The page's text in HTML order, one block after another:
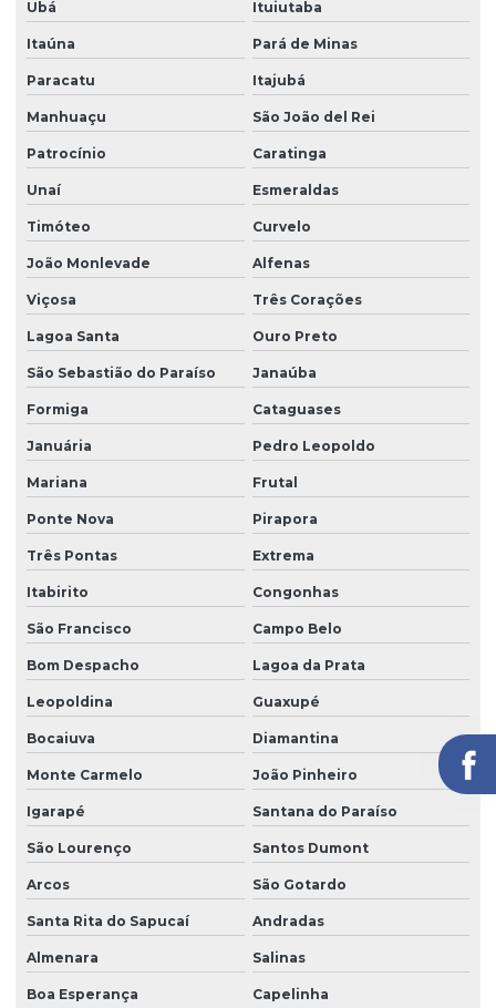
Ubá Ituiutaba
Itaúna Pará de Minas
Paracatu Itajubá
Manhuaçu São João del Rei
Patrocínio Caratinga
Unaí Esmeraldas
Timóteo Curvelo
João Monlevade Alfenas
Viçosa Três Corações
Lagoa Santa Ouro Preto
São Sebastião do Paraíso Janaúba
Formiga Cataguases
Januária Pedro Leopoldo
Mariana Frutal
Ponte Nova Pirapora
Três Pontas Extrema
Itabirito Congonhas
São Francisco Campo Belo
Bom Despacho Lagoa da Prata
Leopoldina Guaxupé
Bocaiuva Diamantina
Monte Carmelo João Pinheiro
Igarapé Santana do Paraíso
São Lourenço Santos Dumont
Arcos São Gotardo
Santa Rita do Sapucaí Andradas
Almenara Salinas
Boa Esperança Capelinha